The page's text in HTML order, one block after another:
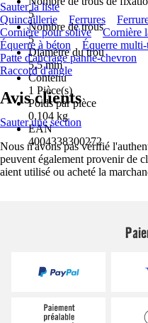
5
Nombre de trous
5
Diamètre du trou
5,5 mm
Contenu
1 Pièce(s)
Poids par pièce
0,104 kg
EAN
4004338300272
Sauter la liste
Quincaillerie
Ferrures
Cornière pour solive
Cornière
Équerre à béton
Équerre
Patte d'ancrage panne-chevron
Raccord d'angle
Avis clients
Sauter une section
Nous n'avons pas vérifié
peuvent également provenir de
aient utilisé ou acheté la